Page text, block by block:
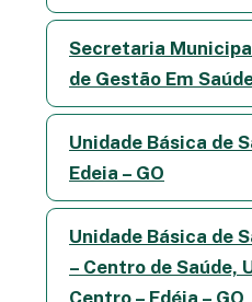
Secretaria
de Gestão Em
Unidade Básica de
Edeia – GO
Unidade Básica de
– Centro de Saúde,